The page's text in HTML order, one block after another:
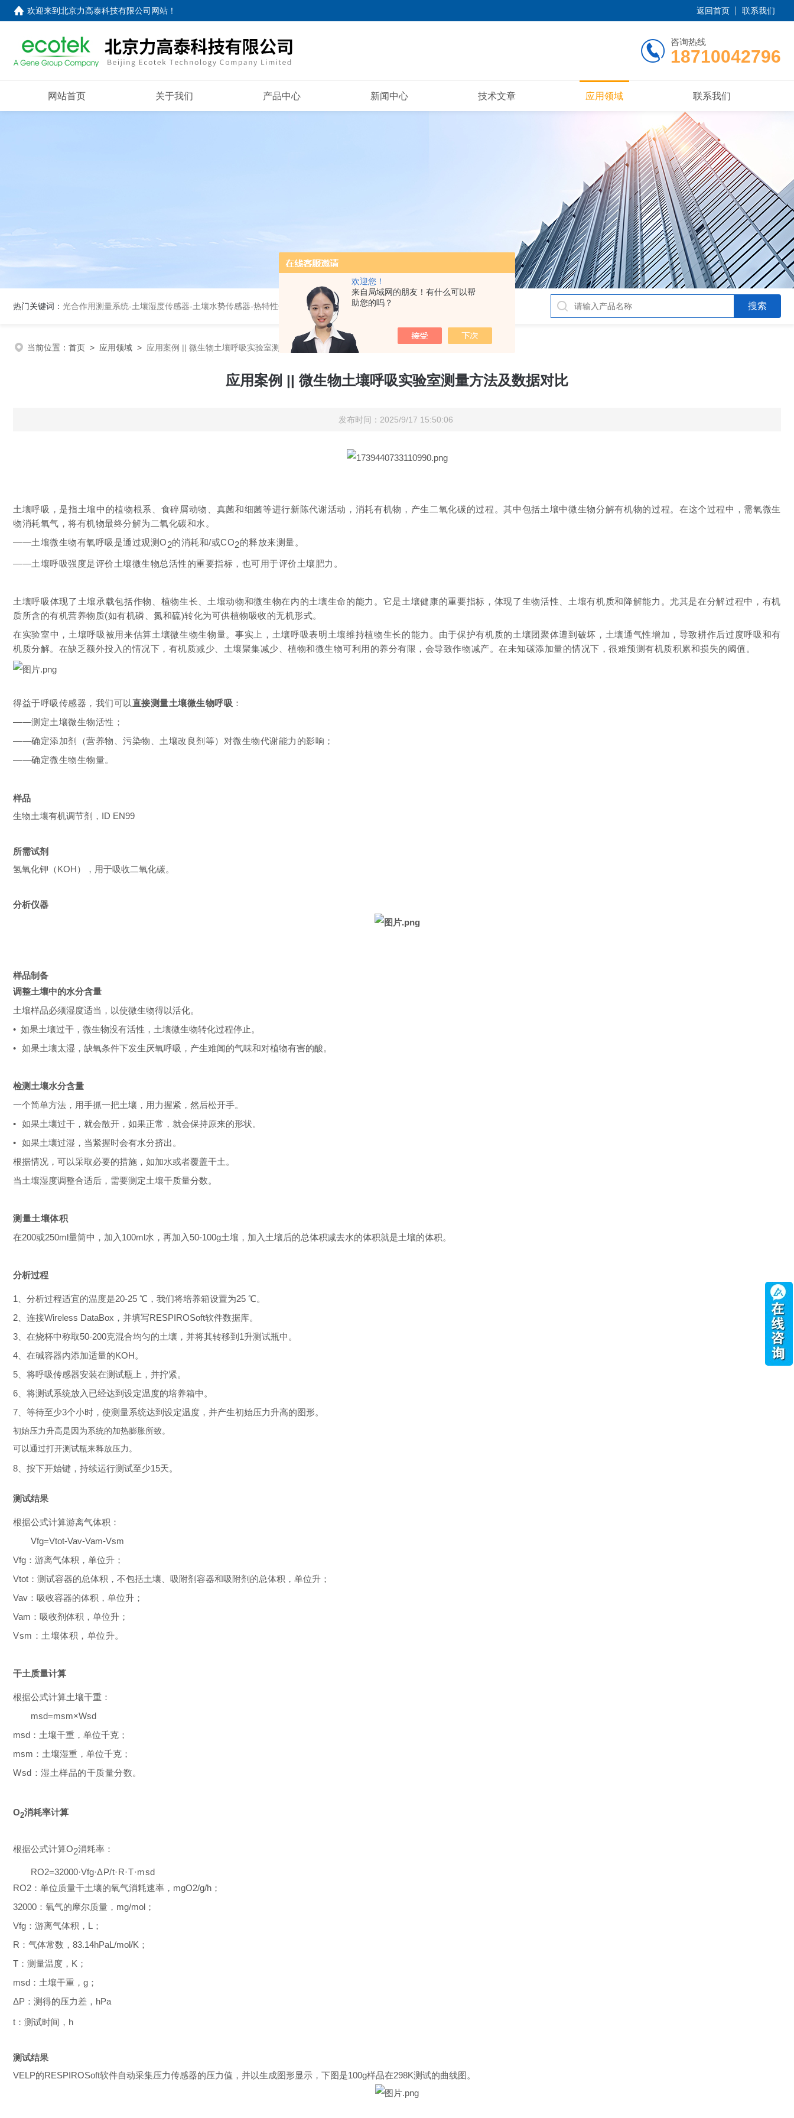
欢迎您！
来自局域网的朋友！有什么可以帮
助您的吗？
欢迎来到北京力高泰科技有限公司网站 ！ 返回首页 联系我们
咨询热线
18710042796
网站首页 关于我们 产品中心 新闻中心 技术文章 应用领域 联系我们
热门关键词： 光合作用测量系统-土壤湿度传感器-土壤水势传感器-热特性分析 开路式气体分析仪
当前位置： 首页 > 应用领域 > 应用案例 || 微生物土壤呼吸实验室测量方法及数据对比
应用案例 || 微生物土壤呼吸实验室测量方法及数据对比
发布时间：2025/9/17 15:50:06
土壤呼吸，是指土壤中的植物根系、食碎屑动物、真菌和细菌等进行新陈代谢活动，消耗有机物，产生二氧化碳的过程。其中包括土壤中微生物分解有机物的过程。在这个过程中，需氧微生
物消耗氧气，将有机物最终分解为二氧化碳和水。
——土壤微生物有氧呼吸是通过观测O2的消耗和/或CO2的释放来测量。
——土壤呼吸强度是评价土壤微生物总活性的重要指标，也可用于评价土壤肥力。
土壤呼吸体现了土壤承载包括作物、植物生长、土壤动物和微生物在内的土壤生命的能力。它是土壤健康的重要指标，体现了生物活性、土壤有机质和降解能力。尤其是在分解过程中，有机
质所含的有机营养物质(如有机磷、氮和硫)转化为可供植物吸收的无机形式。
在实验室中，土壤呼吸被用来估算土壤微生物生物量。事实上，土壤呼吸表明土壤维持植物生长的能力。由于保护有机质的土壤团聚体遭到破坏，土壤通气性增加，导致耕作后过度呼吸和有
机质分解。在缺乏额外投入的情况下，有机质减少、土壤聚集减少、植物和微生物可利用的养分有限，会导致作物减产。在未知碳添加量的情况下，很难预测有机质积累和损失的阈值。
得益于呼吸传感器，我们可以直接测量土壤微生物呼吸 ：
——测定土壤微生物活性；
——确定添加剂（营养物、污染物、土壤改良剂等）对微生物代谢能力的影响；
——确定微生物生物量。
样品
生物土壤有机调节剂，ID EN99
所需试剂
氢氧化钾（KOH），用于吸收二氧化碳。
分析仪器
样品制备
调整土壤中的水分含量
土壤样品必须湿度适当，以使微生物得以活化。
• 如果土壤过干，微生物没有活性，土壤微生物转化过程停止。
• 如果土壤太湿，缺氧条件下发生厌氧呼吸，产生难闻的气味和对植物有害的酸。
检测土壤水分含量
一个简单方法，用手抓一把土壤，用力握紧，然后松开手。
• 如果土壤过干，就会散开，如果正常，就会保持原来的形状。
• 如果土壤过湿，当紧握时会有水分挤出。
根据情况，可以采取必要的措施，如加水或者覆盖干土。
当土壤湿度调整合适后，需要测定土壤干质量分数。
测量土壤体积
在200或250ml量筒中，加入100ml水，再加入50-100g土壤，加入土壤后的总体积减去水的体积就是土壤的体积。
分析过程
1、分析过程适宜的温度是20-25 ℃，我们将培养箱设置为25 ℃。
2、连接Wireless DataBox，并填写RESPIROSoft软件数据库。
3、在烧杯中称取50-200克混合均匀的土壤，并将其转移到1升测试瓶中。
4、在碱容器内添加适量的KOH。
5、将呼吸传感器安装在测试瓶上，并拧紧。
6、将测试系统放入已经达到设定温度的培养箱中。
7、等待至少3个小时，使测量系统达到设定温度，并产生初始压力升高的图形。
初始压力升高是因为系统的加热膨胀所致。
可以通过打开测试瓶来释放压力。
8、按下开始键，持续运行测试至少15天。
测试结果
根据公式计算游离气体积：
Vfg=Vtot-Vav-Vam-Vsm
Vfg ：游离气体积，单位升；
Vtot ：测试容器的总体积，不包括土壤、吸附剂容器和吸附剂的总体积，单位升；
Vav ：吸收容器的体积，单位升；
Vam ：吸收剂体积，单位升；
Vsm ：土壤体积，单位升。
干土质量计算
根据公式计算土壤干重：
msd=msm×Wsd
msd ：土壤干重，单位千克；
msm ：土壤湿重，单位千克；
Wsd ：湿土样品的干质量分数。
O2消耗率计算
根据公式计算O2消耗率：
RO2=32000·Vfg·ΔP/t·R·T·msd
RO2 ：单位质量干土壤的氧气消耗速率，mgO2/g/h；
32000：氧气的摩尔质量，mg/mol；
Vfg ：游离气体积，L；
R：气体常数，83.14hPaL/mol/K；
T：测量温度，K；
msd ：土壤干重，g；
ΔP：测得的压力差，hPa
t：测试时间，h
测试结果
VELP的RESPIROSoft软件自动采集压力传感器的压力值，并以生成图形显示，下图是100g样品在298K测试的曲线图。